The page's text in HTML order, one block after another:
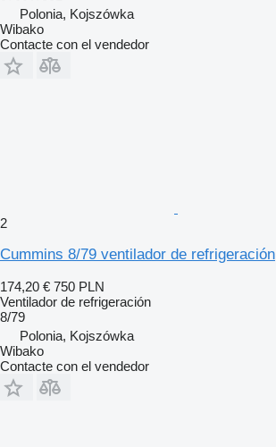
Polonia, Kojszówka
Wibako
Contacte con el vendedor
2
Cummins 8/79 ventilador de refrigeración
174,20 € 750 PLN
Ventilador de refrigeración
8/79
Polonia, Kojszówka
Wibako
Contacte con el vendedor